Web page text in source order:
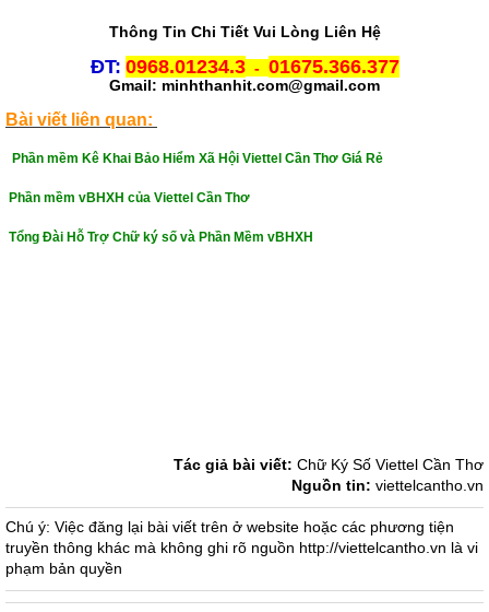
Thông Tin Chi Tiết Vui Lòng Liên Hệ
ĐT: 0968.01234.3- 01675.366.377
Gmail: minhthanhit.com@gmail.com
Bài viết liên quan:
Phần mềm Kê Khai Bảo Hiểm Xã Hội Viettel Cần Thơ Giá Rẻ
Phần mềm vBHXH của Viettel Cần Thơ
Tổng Đài Hỗ Trợ Chữ ký số và Phần Mềm vBHXH
Tác giả bài viết: Chữ Ký Số Viettel Cần Thơ
Nguồn tin: viettelcantho.vn
Chú ý: Việc đăng lại bài viết trên ở website hoặc các phương tiện
truyền thông khác mà không ghi rõ nguồn http://viettelcantho.vn là vi
phạm bản quyền